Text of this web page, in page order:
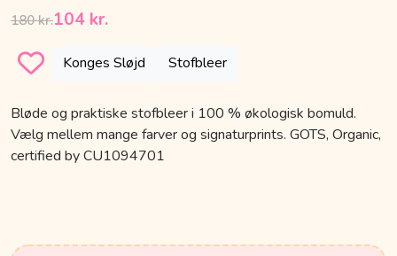
180 kr.104 kr.
Konges Sløjd Stofbleer
Bløde og praktiske stofbleer i 100 % økologisk bomuld.
Vælg mellem mange farver og signaturprints. GOTS, Organic,
certified by CU1094701